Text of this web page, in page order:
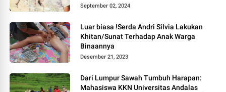
September 02, 2024
Luar biasa !Serda Andri Silvia Lakukan
Khitan/Sunat Terhadap Anak Warga
Binaannya
Desember 21, 2023
Dari Lumpur Sawah Tumbuh Harapan:
Mahasiswa KKN Universitas Andalas